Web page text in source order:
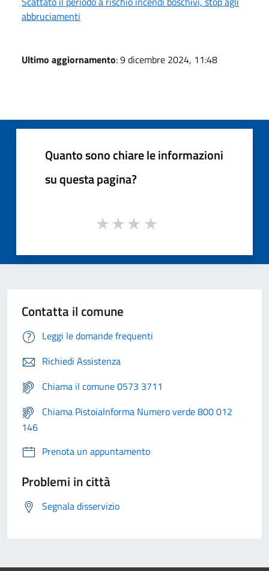
abbruciamenti
Ultimo aggiornamento: 9 dicembre 2024, 11:48
Quanto sono chiare le informazioni
su questa pagina?
Contatta il comune
Leggi le domande frequenti
Richiedi Assistenza
Chiama il comune 0573 3711
Chiama PistoiaInforma Numero verde 800 012
146
Prenota un appuntamento
Problemi in città
Segnala disservizio